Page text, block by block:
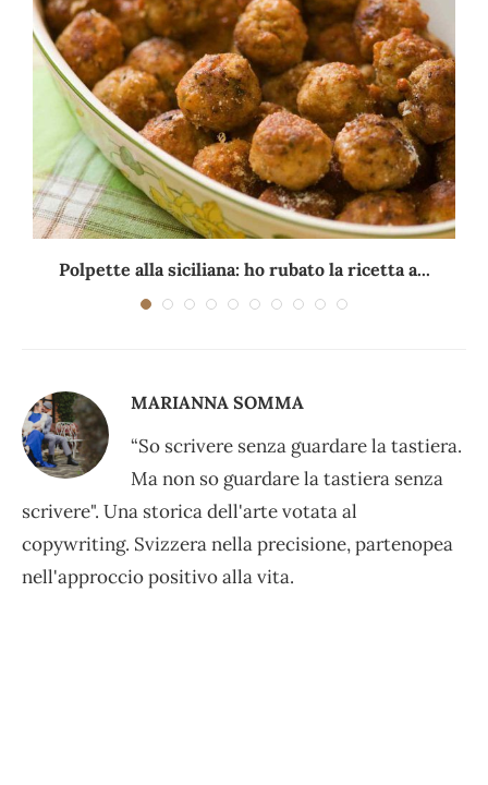
Polpette alla siciliana: ho rubato la ricetta a...
MARIANNA SOMMA
“So scrivere senza guardare la tastiera.
Ma non so guardare la tastiera senza
scrivere". Una storica dell'arte votata al
copywriting. Svizzera nella precisione, partenopea
nell'approccio positivo alla vita.